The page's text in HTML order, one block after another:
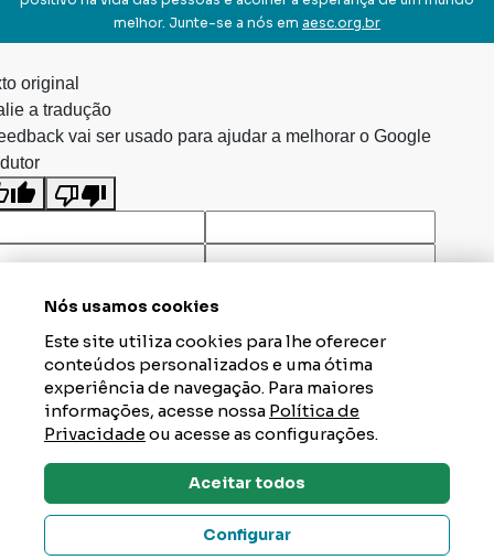
melhor. Junte-se a nós em aesc.org.br
Dúvidas? Tire Aqui
Nós usamos cookies
Este site utiliza cookies para lhe oferecer
conteúdos personalizados e uma ótima
experiência de navegação. Para maiores
informações, acesse nossa Política de
Privacidadeou acesse as configurações.
Aceitar todos
Configurar
original
a tradução
vai ser usado para ajudar a melhorar o Google